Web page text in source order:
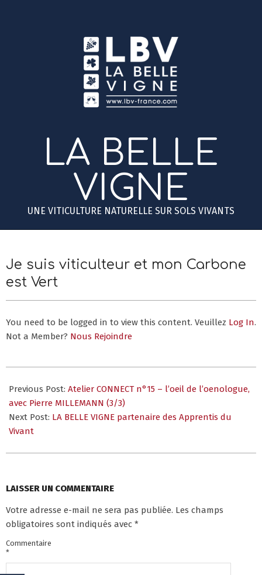
LA BELLE
VIGNE
UNE VITICULTURE NATURELLE SUR SOLS VIVANTS
Menu
Menu
Je suis viticulteur et mon Carbone
est Vert
You need to be logged in to view this content. Veuillez Log In.
Not a Member? Nous Rejoindre
12-
10
Previous Post: Atelier CONNECT n°15 – l’oeil de l’oenologue,
avec Pierre MILLEMANN (3/3)
Next Post: LA BELLE VIGNE partenaire des Apprentis du
Vivant
LAISSER UN COMMENTAIRE
Votre adresse e-mail ne sera pas publiée. Les champs
obligatoires sont indiqués avec *
Commentaire
*